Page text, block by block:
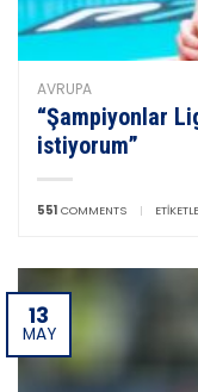
AVRUPA
“Şampiyonlar
istiyorum”
551 COMMENTS |
13
MAY